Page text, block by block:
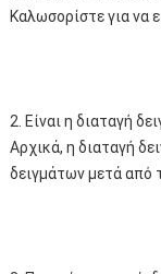
Καλωσορίστε για να
2. Είναι η διαταγή
Αρχικά, η διαταγή
δειγμάτων μετά από